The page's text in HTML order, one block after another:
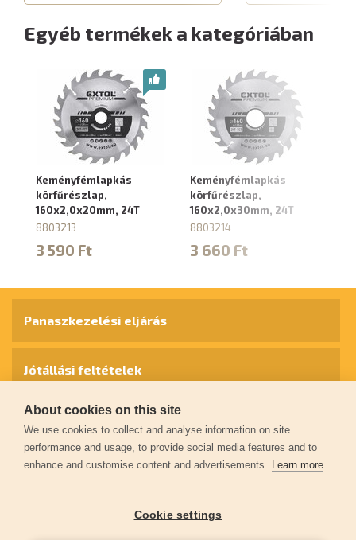
Egyéb termékek a kategóriában
Keményfémlapkás
körfűrészlap,
160x2,0x20mm, 24T
8803213
3 590 Ft
Keményfémlapkás
körfűrészlap,
160x2,0x30mm, 24T
8803214
3 660 Ft
Panaszkezelési eljárás
Jótállási feltételek
Személyes adatok védelme
Kapcsolat
Garancia regisztráció
About cookies on this site
We use cookies to collect and analyse information on site
performance and usage, to provide social media features and to
enhance and customise content and advertisements. Learn more
Cookie settings